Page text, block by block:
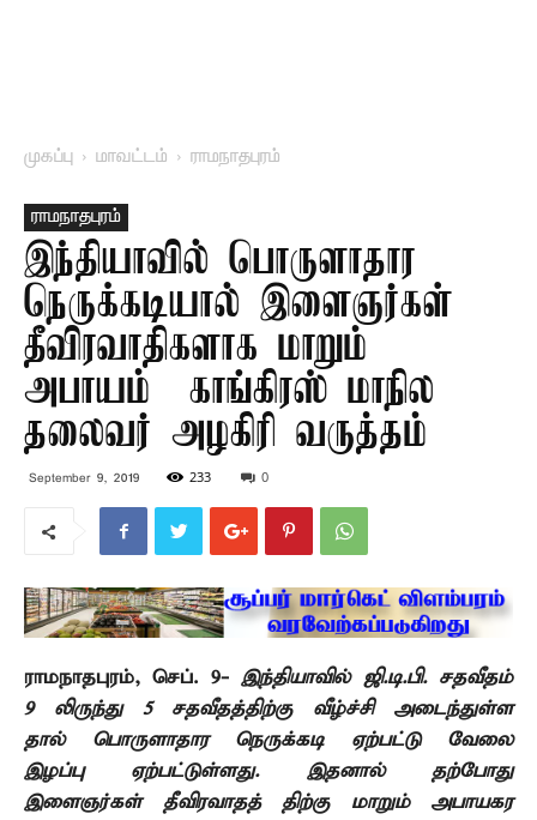
முகப்பு மாவட்டம் ராமநாதபுரம்
ராமநாதபுரம்
இந்தியாவில் பொருளாதார
நெருக்கடியால் இளைஞர்கள்
தீவிரவாதிகளாக மாறும்
அபாயம் – காங்கிரஸ் மாநில
தலைவர் அழகிரி வருத்தம்
September 9, 2019 233 0
ராமநாதபுரம்,செப். 9-இந்தியாவில் ஜி.டி.பி. சதவீதம்
9 லிருந்து 5 சதவீதத்திற்கு வீழ்ச்சி அடைந்துள்ள
தால் பொருளாதார நெருக்கடி ஏற்பட்டு வேலை
இழப்பு ஏற்பட்டுள்ளது. இதனால் தற்போது
இளைஞர்கள் தீவிரவாதத் திற்கு மாறும் அபாயகர